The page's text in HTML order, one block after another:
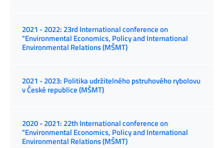
2021 - 2022: 23rd International conference on
"Environmental Economics, Policy and International
Environmental Relations (MŠMT)
2021 - 2023: Politika udržitelného pstruhového rybolovu
v České republice (MŠMT)
2020 - 2021: 22th International conference on
"Environmental Economics, Policy and International
Environmental Relations (MŠMT)